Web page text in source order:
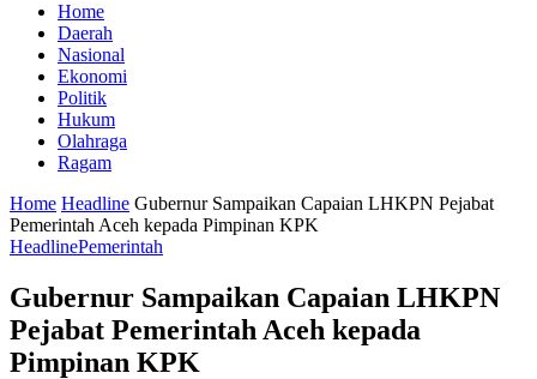
Home
Daerah
Nasional
Ekonomi
Politik
Hukum
Olahraga
Ragam
Home Headline Gubernur Sampaikan Capaian LHKPN Pejabat
Pemerintah Aceh kepada Pimpinan KPK
HeadlinePemerintah
Gubernur Sampaikan Capaian LHKPN
Pejabat Pemerintah Aceh kepada
Pimpinan KPK